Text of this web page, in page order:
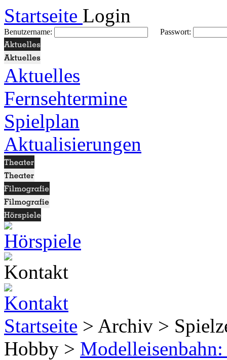
Startseite Login
Benutzername: Passwort:
Aktuelles
Fernsehtermine
Spielplan
Aktualisierungen
Startseite > Archiv >
Hobby >